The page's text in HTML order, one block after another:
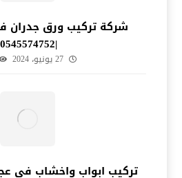
شركة تركيب ورق جدران
|0545574752|
27 يونيو، 2024